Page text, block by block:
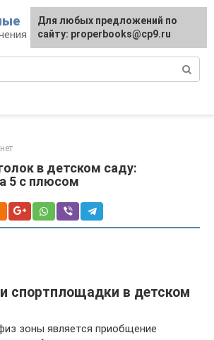
для дошкольников
в детском саду:
5 с плюсом
спортплощадки в детском
зоны является приобщение
Для любых предложений по
сайту: properbooks@cp9.ru